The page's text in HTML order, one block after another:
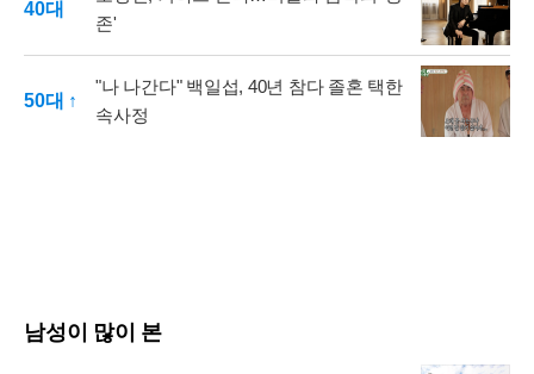
40대
존'
50대 ↑
"나 나간다" 백일섭, 40년 참다 졸혼 택한
속사정
남성이 많이 본